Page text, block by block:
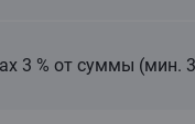
3 % от суммы (мин.